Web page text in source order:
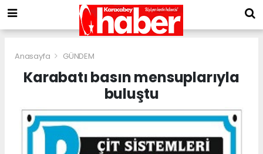
Anasayfa GÜNDEM
Karabatı basın mensuplarıyla
buluştu